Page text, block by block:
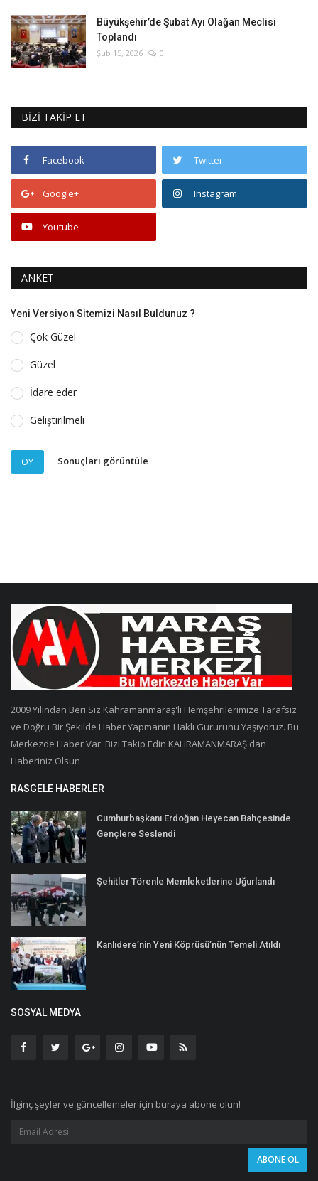
Büyükşehir’de Şubat Ayı Olağan Meclisi
Toplandı
Şub 15, 2026 0
BİZİ TAKİP ET
Facebook Twitter
Google+ Instagram
Youtube
ANKET
Yeni Versiyon Sitemizi Nasıl Buldunuz ?
Çok Güzel
Güzel
İdare eder
Geliştirilmeli
OY Sonuçları görüntüle
2009 Yılından Beri Siz Kahramanmaraş'lı Hemşehrilerimize Tarafsız
ve Doğru Bir Şekilde Haber Yapmanın Haklı Gururunu Yaşıyoruz. Bu
Merkezde Haber Var. Bizi Takip Edin KAHRAMANMARAŞ'dan
Haberiniz Olsun
RASGELE HABERLER
Cumhurbaşkanı Erdoğan Heyecan Bahçesinde
Gençlere Seslendi
Şehitler Törenle Memleketlerine Uğurlandı
Kanlıdere’nin Yeni Köprüsü’nün Temeli Atıldı
SOSYAL MEDYA
İlginç şeyler ve güncellemeler için buraya abone olun!